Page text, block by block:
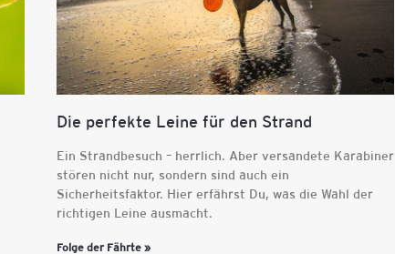
Die perfekte Leine für den Strand
Ein Strandbesuch – herrlich. Aber versandete Karabiner
stören nicht nur, sondern sind auch ein
Sicherheitsfaktor. Hier erfährst Du, was die Wahl der
richtigen Leine ausmacht.
Folge der Fährte »